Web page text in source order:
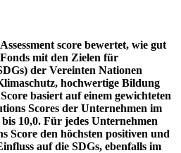
score bewertet, wie gut
mit den Zielen für
der Vereinten Nationen
hochwertige Bildung
basiert auf einem gewichteten
Scores der Unternehmen im
10,0. Für jedes Unternehmen
Score den höchsten positiven und
auf die SDGs, ebenfalls im